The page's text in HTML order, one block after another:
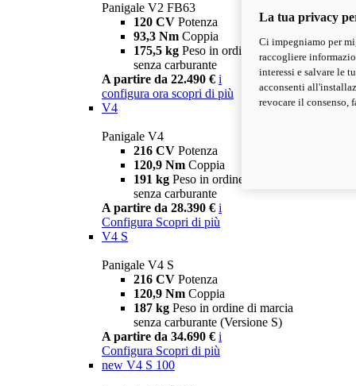
Panigale V2 FB63
120 CV Potenza
93,3 Nm Coppia
175,5 kg Peso in ordine di marcia
senza carburante
A partire da 22.490 € i
configura ora scopri di più
V4
Panigale V4
216 CV Potenza
120,9 Nm Coppia
191 kg Peso in ordine di marcia
senza carburante
A partire da 28.390 € i
Configura Scopri di più
V4 S
Panigale V4 S
216 CV Potenza
120,9 Nm Coppia
187 kg Peso in ordine di marcia
senza carburante (Versione S)
A partire da 34.690 € i
Configura Scopri di più
new V4 S 100
La tua privacy
Ci impegniamo per
raccogliere
interessi e salvare le
acconsenti
revocare il consenso,